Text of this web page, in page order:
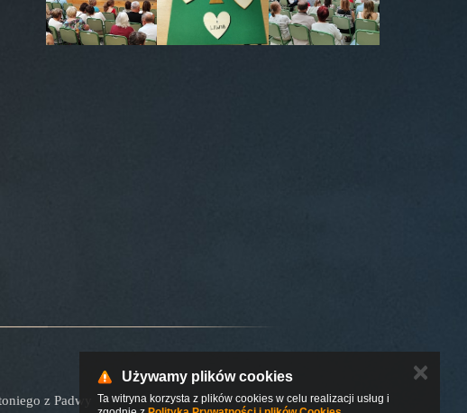
z Padwy
Używamy plików cookies
Ta witryna korzysta z plików cookies w celu realizacji usług i
✕